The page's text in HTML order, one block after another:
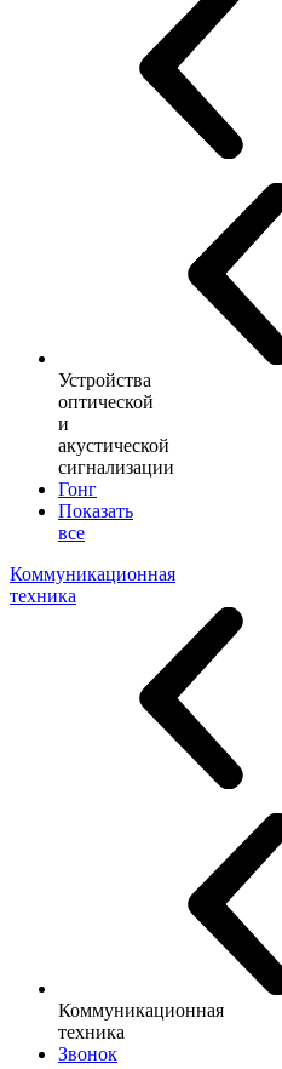
Устройства
оптической
и
акустической
сигнализации
Гонг
Показать
все
Коммуникационная
техника
Коммуникационная
техника
Звонок